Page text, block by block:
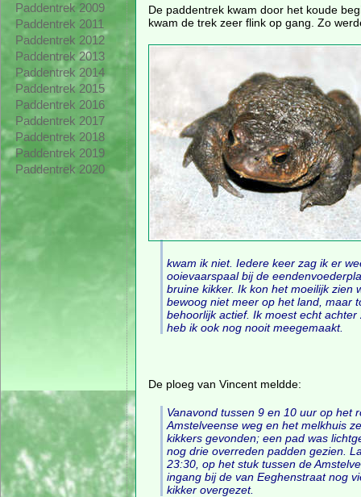
Paddentrek 2009
Paddentrek 2011
Paddentrek 2012
Paddentrek 2013
Paddentrek 2014
Paddentrek 2015
Paddentrek 2016
Paddentrek 2017
Paddentrek 2018
Paddentrek 2019
Paddentrek 2020
De paddentrek kwam door het koude
kwam de trek zeer flink op gang. Zo
kwam ik niet. Iedere keer zag ik er
ooievaarspaal bij de
bruine kikker. Ik kon het moeilijk zien
bewoog niet meer op het land, maar
behoorlijk actief. Ik moest echt
heb ik ook nog nooit meegemaakt.
De ploeg van Vincent meldde:
Vanavond tussen 9 en 10 uur op het
Amstelveense weg en het melkhuis
kikkers gevonden; een pad was
nog drie overreden padden gezien.
23:30, op het stuk tussen de
ingang bij de van Eeghenstraat nog
kikker overgezet.